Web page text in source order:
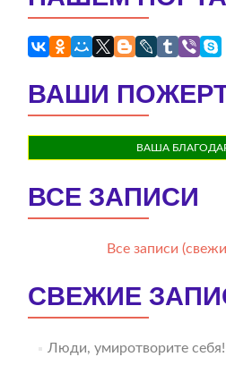
ВАШИ
ВАША
ВСЕ ЗАПИСИ
Все записи
СВЕЖИЕ
Люди, умиротворите себя!